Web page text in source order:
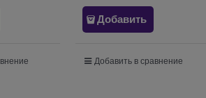
Добавить
Добавить в сравнение